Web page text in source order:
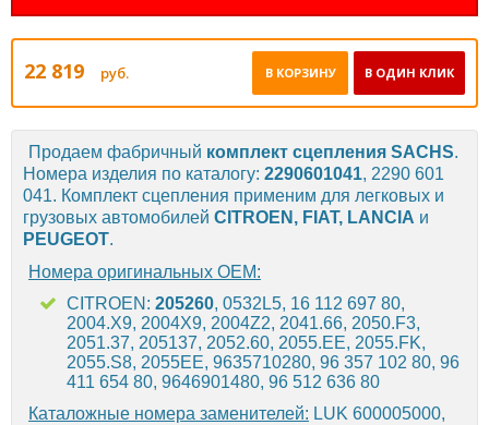
22 819 руб. В ОДИН КЛИК
В КОРЗИНУ
Продаем фабричный комплект сцепления SACHS.
Номера изделия по каталогу: 2290601041, 2290 601
041. Комплект сцепления применим для легковых и
грузовых автомобилей CITROEN, FIAT, LANCIA и
PEUGEOT.
Номера оригинальных OEM:
CITROEN: 205260, 0532L5, 16 112 697 80,
2004.X9, 2004X9, 2004Z2, 2041.66, 2050.F3,
2051.37, 205137, 2052.60, 2055.EE, 2055.FK,
2055.S8, 2055EE, 9635710280, 96 357 102 80, 96
411 654 80, 9646901480, 96 512 636 80
Каталожные номера заменителей: LUK 600005000,